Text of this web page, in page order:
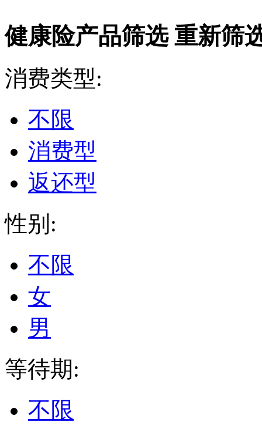
健康险产品筛选 重新筛
消费类型:
不限
消费型
返还型
性别:
不限
女
男
等待期:
不限